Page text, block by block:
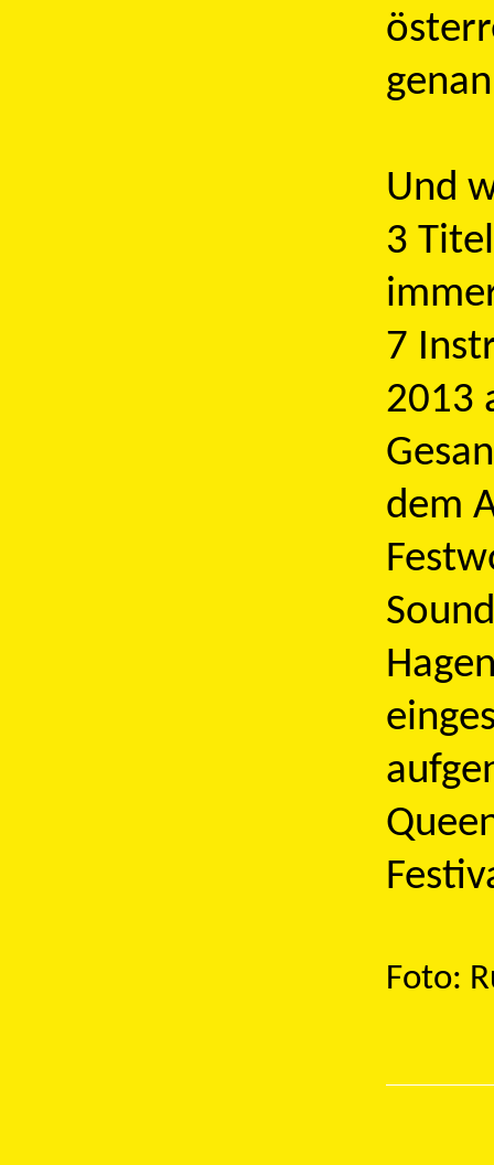
Und
3
7
2013
dem
Foto: